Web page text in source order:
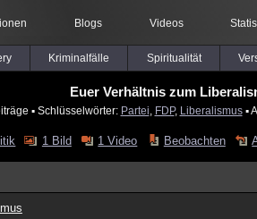
Blogs Videos
Kriminalfälle Spiritualität
Euer Verhältnis zum
▪ Schlüsselwörter: Partei FDP, Liberalismus▪
1 Bild 1 Video Beobachten